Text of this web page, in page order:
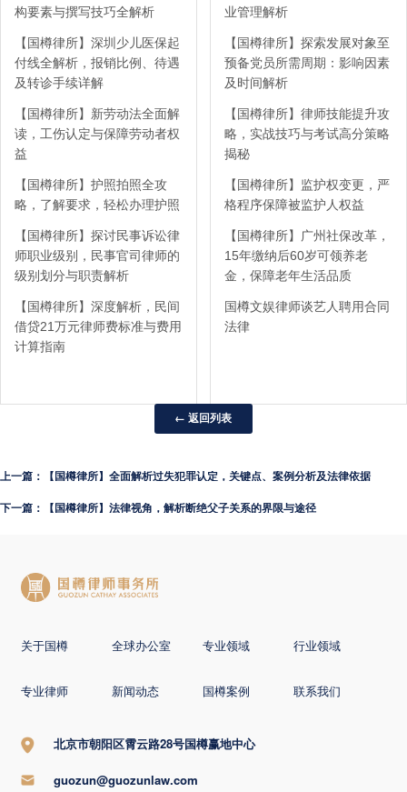
构要素与撰写技巧全解析
【国樽律所】深圳少儿医保起
付线全解析，报销比例、待遇
及转诊手续详解
【国樽律所】新劳动法全面解
读，工伤认定与保障劳动者权
益
【国樽律所】护照拍照全攻
略，了解要求，轻松办理护照
【国樽律所】探讨民事诉讼律
师职业级别，民事官司律师的
级别划分与职责解析
【国樽律所】深度解析，民间
借贷21万元律师费标准与费用
计算指南
业管理解析
【国樽律所】探索发展对象至
预备党员所需周期：影响因素
及时间解析
【国樽律所】律师技能提升攻
略，实战技巧与考试高分策略
揭秘
【国樽律所】监护权变更，严
格程序保障被监护人权益
【国樽律所】广州社保改革，
15年缴纳后60岁可领养老
金，保障老年生活品质
国樽文娱律师谈艺人聘用合同
法律
← 返回列表
上一篇：【国樽律所】全面解析过失犯罪认定，关键点、案例分析及法律依据
下一篇：【国樽律所】法律视角，解析断绝父子关系的界限与途径
关于国樽 全球办公室 专业领域 行业领域
专业律师 新闻动态 国樽案例 联系我们
北京市朝阳区霄云路28号国樽赢地中心
guozun@guozunlaw.com